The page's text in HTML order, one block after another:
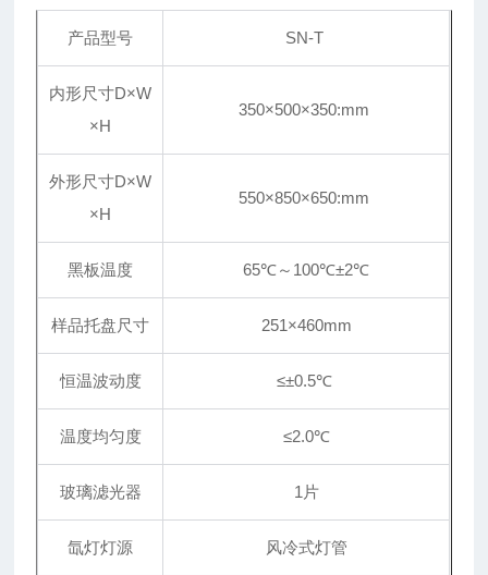
产品型号 SN-T
内形尺寸D×W
×H
350×500×350:mm
外形尺寸D×W
×H
550×850×650:mm
黑板温度 65℃～100℃±2℃
样品托盘尺寸 251×460mm
恒温波动度 ≤±0.5℃
温度均匀度 ≤2.0℃
玻璃滤光器 1片
氙灯灯源 风冷式灯管